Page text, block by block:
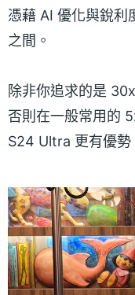
憑藉 AI 優化與銳利
之間。
除非你追求的是
否則在一般常用的
S24 Ultra 更有優勢